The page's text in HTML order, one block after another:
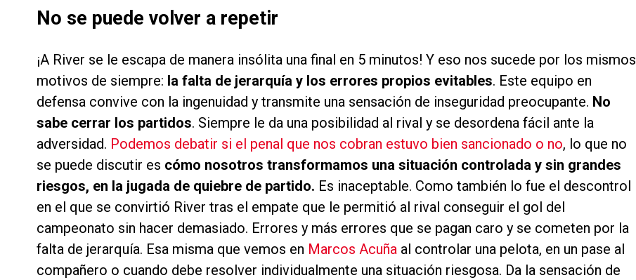
No se puede volver a repetir
¡A River se le escapa de manera insólita una final en 5 minutos! Y eso nos sucede por los mismos
motivos de siempre: la falta de jerarquía y los errores propios evitables. Este equipo en
defensa convive con la ingenuidad y transmite una sensación de inseguridad preocupante. No
sabe cerrar los partidos. Siempre le da una posibilidad al rival y se desordena fácil ante la
adversidad. Podemos debatir si el penal que nos cobran estuvo bien sancionado o no, lo que no
se puede discutir es cómo nosotros transformamos una situación controlada y sin grandes
riesgos, en la jugada de quiebre de partido. Es inaceptable. Como también lo fue el descontrol
en el que se convirtió River tras el empate que le permitió al rival conseguir el gol del
campeonato sin hacer demasiado. Errores y más errores que se pagan caro y se cometen por la
falta de jerarquía. Esa misma que vemos en Marcos Acuña al controlar una pelota, en un pase al
compañero o cuando debe resolver individualmente una situación riesgosa. Da la sensación de